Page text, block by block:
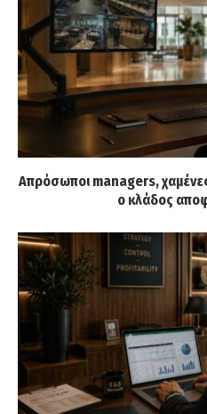
Απρόσωποι managers,
ο κλάδος